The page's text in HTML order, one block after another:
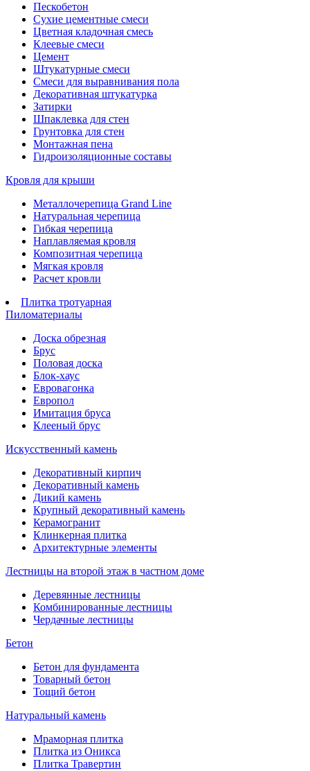
Пескобетон
Сухие цементные смеси
Цветная кладочная смесь
Клеевые смеси
Цемент
Штукатурные смеси
Смеси для выравнивания пола
Декоративная штукатурка
Затирки
Шпаклевка для стен
Грунтовка для стен
Монтажная пена
Гидроизоляционные составы
Кровля для крыши
Металлочерепица Grand Line
Натуральная черепица
Гибкая черепица
Наплавляемая кровля
Композитная черепица
Мягкая кровля
Расчет кровли
Плитка тротуарная
Пиломатериалы
Доска обрезная
Брус
Половая доска
Блок-хаус
Евровагонка
Европол
Имитация бруса
Клееный брус
Искусственный камень
Декоративный кирпич
Декоративный камень
Дикий камень
Крупный декоративный камень
Керамогранит
Клинкерная плитка
Архитектурные элементы
Лестницы на второй этаж в частном доме
Деревянные лестницы
Комбинированные лестницы
Чердачные лестницы
Бетон
Бетон для фундамента
Товарный бетон
Тощий бетон
Натуральный камень
Мраморная плитка
Плитка из Оникса
Плитка Травертин